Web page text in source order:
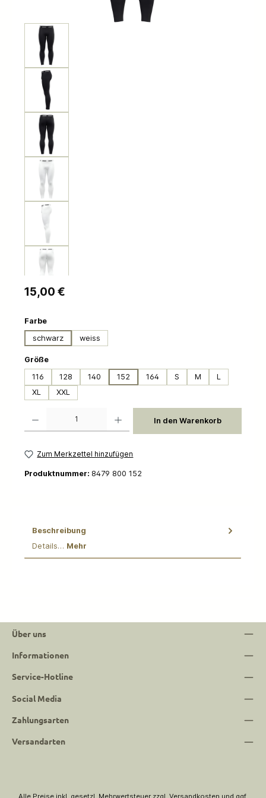
Regulärer Preis:
15,00 €
Farbeauswählen
schwarz
weiss
Größeauswählen
116
128 140 152 164 S M
L
XL
XXL
In den Warenkorb
Zum Merkzettel hinzufügen
Produktnummer: 8479 800 152
Beschreibung
Details… Mehr
Über uns
Informationen
Service-Hotline
Social Media
Zahlungsarten
Versandarten